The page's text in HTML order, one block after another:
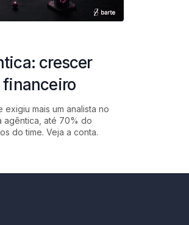
crescer
financeiro
mais um analista no
agêntica, até 70% do
do time. Veja a conta.